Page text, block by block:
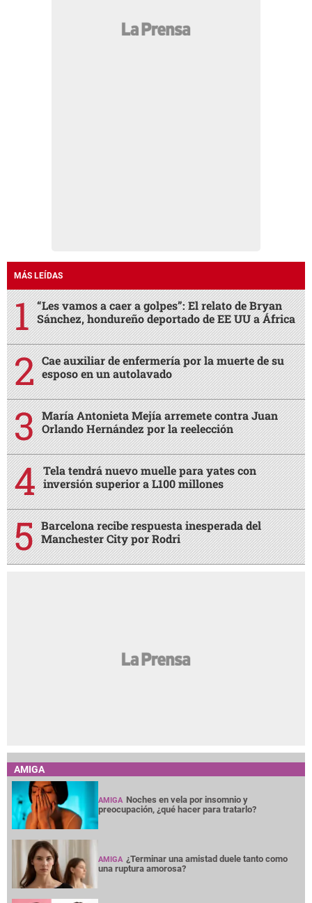
MÁS LEÍDAS
“Les vamos a caer a golpes”: El relato de Bryan
Sánchez, hondureño deportado de EE UU a África
Cae auxiliar de enfermería por la muerte de su
esposo en un autolavado
María Antonieta Mejía arremete contra Juan
Orlando Hernández por la reelección
Tela tendrá nuevo muelle para yates con
inversión superior a L100 millones
Barcelona recibe respuesta inesperada del
Manchester City por Rodri
AMIGA
AMIGA Noches en vela por insomnio y
preocupación, ¿qué hacer para tratarlo?
AMIGA ¿Terminar una amistad duele tanto como
una ruptura amorosa?